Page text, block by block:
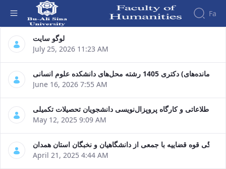
Fa
Faculty
About
the
Faculty
History
Dean
of
the
Faculty
Gallery
Contact
Research
Affairs
Journals
Quarterly
Journal
of
Nahj
al-
Balagha
Quarterly
Scientific
Faculity
Members
صفحه نمایش - دانشکده علوم انسانی
لوگو سایت
July 25, 2026 11:23 AM
1405 رشته محل‌های دانشکده علوم انسانی
June 16, 2026 7:55 AM
اطلاعاتی و کارگاه پروپزال‌نویسی دانشجویان تحصیلات تکمیلی
May 12, 2025 9:09 AM
قوه قضاییه با جمعی از دانشگاهیان و نخبگان استان همدان
April 21, 2025 4:44 AM